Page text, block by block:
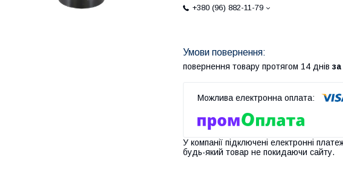
+380 (96) 882-11-79
повернення товару протягом 14 днів
У компанії підключені електронні
будь-який товар не покидаючи сайту.